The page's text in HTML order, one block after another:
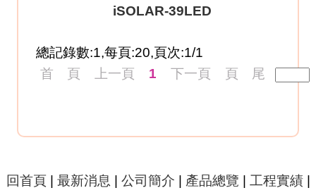
iSOLAR-39LED
總記錄數:1,每頁:20,頁次:1/1
首 頁
上一頁 1 下一頁 頁 尾
回首頁 最新消息 公司簡介 產品總覽 工程實績